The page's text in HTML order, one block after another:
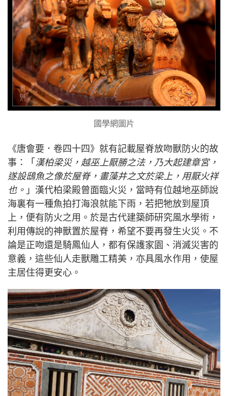
國學網圖片
《唐會要．卷四十四》就有記載屋脊放吻獸防火的故
事：「 漢柏梁災，越巫上厭勝之法，乃大起建章宮，
遂設鴟魚之像於屋脊，畫藻井之文於梁上，用厭火祥
也。 」漢代柏梁殿曾面臨火災，當時有位越地巫師說
海裏有一種魚拍打海浪就能下雨，若把牠放到屋頂
上，便有防火之用。於是古代建築師研究風水學術，
利用傳說的神獸置於屋脊，希望不要再發生火災。不
論是正吻還是騎鳳仙人，都有保護家園、消滅災害的
意義，這些仙人走獸雕工精美，亦具風水作用，使屋
主居住得更安心。